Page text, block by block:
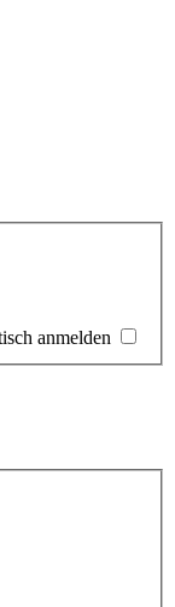
anmelden